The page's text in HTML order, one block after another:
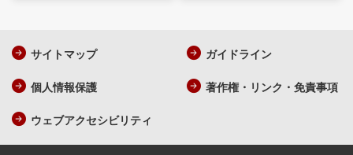
サイトマップ ガイドライン
個人情報保護 著作権・リンク・免責事項
ウェブアクセシビリティ